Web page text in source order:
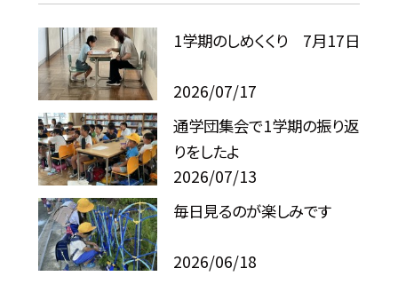
1学期のしめくくり 7月17日
2026/07/17
通学団集会で1学期の振り返
りをしたよ
2026/07/13
毎日見るのが楽しみです
2026/06/18